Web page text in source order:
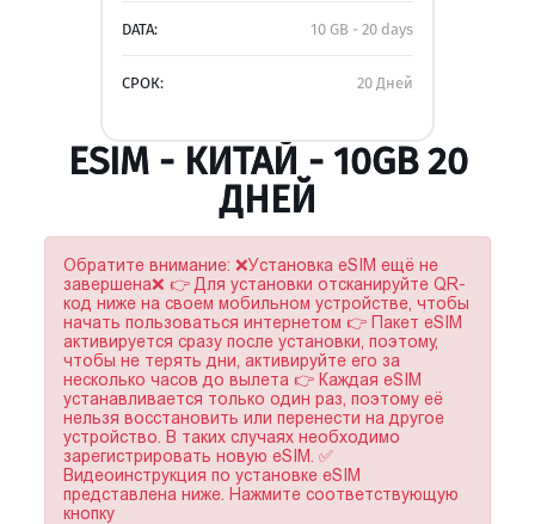
DATA: 10 GB - 20 days
СРОК: 20 Дней
ESIM - КИТАЙ - 10GB 20
ДНЕЙ
Обратите внимание: ❌Установка eSIM ещё не
завершена❌ 👉 Для установки отсканируйте QR-
код ниже на своем мобильном устройстве, чтобы
начать пользоваться интернетом 👉 Пакет eSIM
активируется сразу после установки, поэтому,
чтобы не терять дни, активируйте его за
несколько часов до вылета 👉 Каждая eSIM
устанавливается только один раз, поэтому её
нельзя восстановить или перенести на другое
устройство. В таких случаях необходимо
зарегистрировать новую eSIM. ✅
Видеоинструкция по установке eSIM
представлена ниже. Нажмите соответствующую
кнопку